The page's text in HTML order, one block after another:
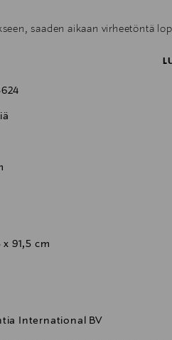
saaden aikaan virheetöntä
kanssa, kätevän koukun
x 91,5 cm
International BV